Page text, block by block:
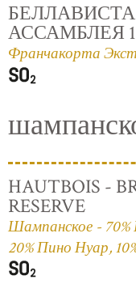
БЕЛЛАВИСТА
АССАМБЛЕЯ 1
Франчакорта
HAUTBOIS -
RESERVE
Шампанское - 70%
20% Пино Нуар,